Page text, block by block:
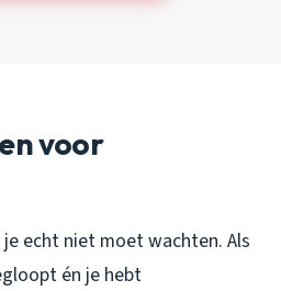
voor
echt niet moet wachten. Als
én je hebt